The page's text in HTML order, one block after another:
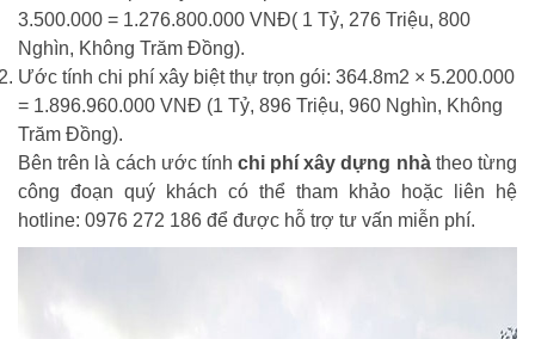
3.500.000 = 1.276.800.000 VNĐ( 1 Tỷ, 276 Triệu, 800
Nghìn, Không Trăm Đồng).
Ước tính chi phí xây biệt thự trọn gói: 364.8m2 × 5.200.000
= 1.896.960.000 VNĐ (1 Tỷ, 896 Triệu, 960 Nghìn, Không
Trăm Đồng).
Bên trên là cách ước tính chi phí xây dựng nhàtheo từng
công đoạn quý khách có thể tham khảo hoặc liên hệ
hotline: 0976 272 186 để được hỗ trợ tư vấn miễn phí.